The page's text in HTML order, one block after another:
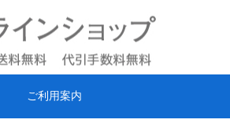
ご利用案内